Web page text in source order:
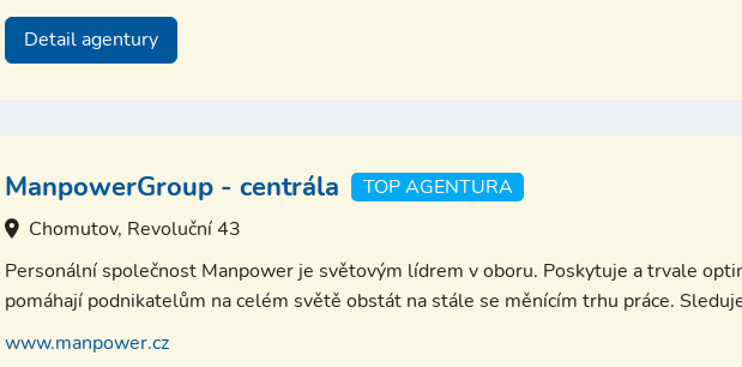
Detail agentury
ManpowerGroup - centrála
TOP AGENTURA
Chomutov, Revoluční 43
Personální společnost Manpower je světovým lídrem v oboru. Poskytuje a trvale
pomáhají podnikatelům na celém světě obstát na stále se měnícím trhu práce.
www.manpower.cz